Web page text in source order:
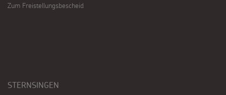
Zum Freistellungsbescheid
STERNSINGEN